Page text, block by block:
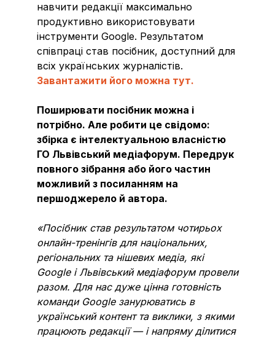
навчити редакції максимально
продуктивно використовувати
інструменти Google. Результатом
співпраці став посібник, доступний для
всіх українських журналістів.
Завантажити його можна тут.
Поширювати посібник можна і
потрібно. Але робити це свідомо:
збірка є інтелектуальною власністю
ГО Львівський медіафорум. Передрук
повного зібрання або його частин
можливий з посиланням на
першоджерело й автора.
«Посібник став результатом чотирьох
онлайн-тренінгів для національних,
регіональних та нішевих медіа, які
Google і Львівський медіафорум провели
разом. Для нас дуже цінна готовність
команди Google занурюватись в
український контент та виклики, з якими
працюють редакції — і напряму ділитися